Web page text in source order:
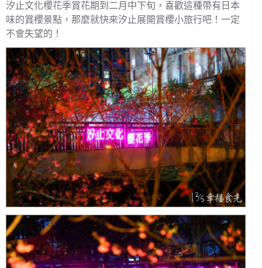
汐止文化櫻花季賞花期到二月中下旬，喜歡這種帶有日本
味的賞櫻景點，那麼就快來汐止展開賞櫻小旅行吧！一定
不會失望的！